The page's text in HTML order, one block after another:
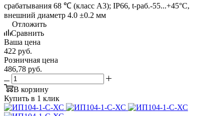
срабатывания 68 ℃ (класс A3); IP66, t-раб.-55...+45°C,
внешний диаметр 4.0 ±0.2 мм
Отложить
Сравнить
Ваша цена
422 руб.
Розничная цена
486,78 руб.
В корзину
Купить в 1 клик